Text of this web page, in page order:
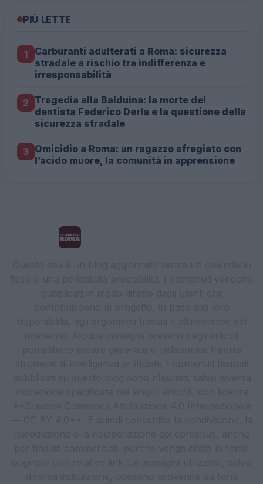
PIÙ LETTE
1
Carburanti adulterati a Roma: sicurezza
stradale a rischio tra indifferenza e
irresponsabilità
2 Tragedia alla Balduina: la morte del
dentista Federico Derla e la questione della
sicurezza stradale
3 Omicidio a Roma: un ragazzo sfregiato con
l’acido muore, la comunità in apprensione